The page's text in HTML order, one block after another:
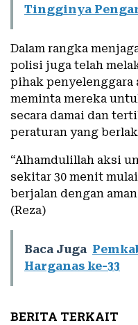
Tingginya
Dalam rangka
polisi juga telah
pihak penyelenggara
meminta mereka
secara damai dan
peraturan yang
“Alhamdulillah aksi
sekitar 30 menit
berjalan dengan
(Reza)
Baca Juga
Harganas ke-33
BERITA TERKAIT